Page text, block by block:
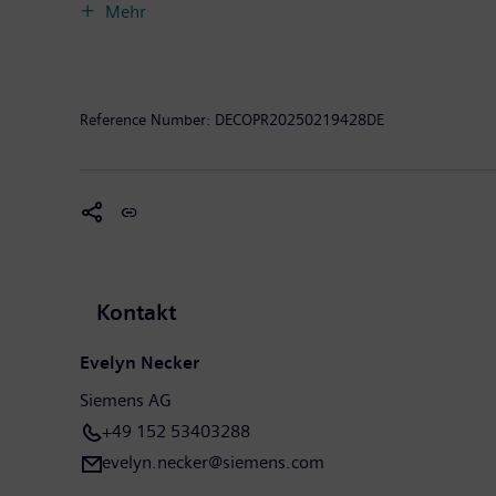
Mehr
Reference Number: DECOPR20250219428DE
Kontakt
Evelyn Necker
Siemens AG
+49 152 53403288
evelyn.necker@siemens.com